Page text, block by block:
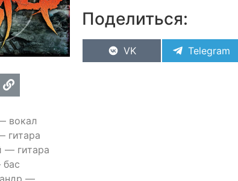
вокал
гитара
— гитара
—
Поделиться:
VK Telegram